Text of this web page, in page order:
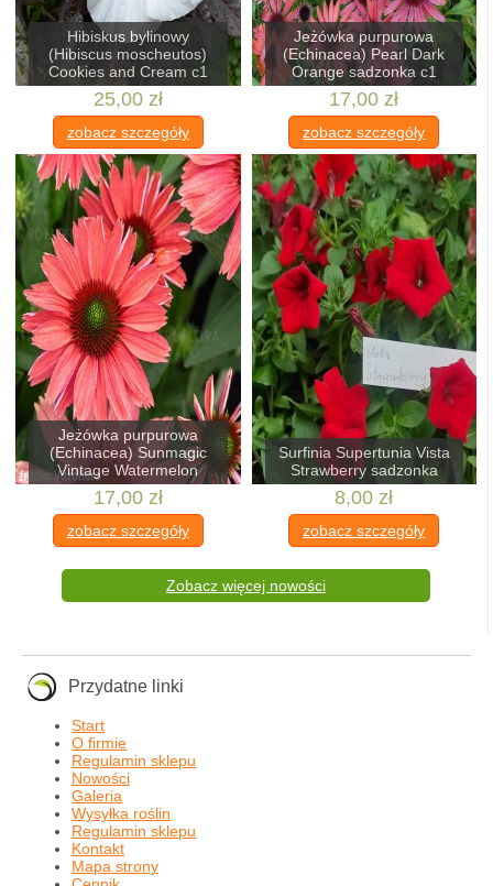
Hibiskus bylinowy
(Hibiscus moscheutos)
Cookies and Cream c1
25,00 zł
zobacz szczegóły
Jeżówka purpurowa
(Echinacea) Pearl Dark
Orange sadzonka c1
17,00 zł
zobacz szczegóły
Jeżówka purpurowa
(Echinacea) Sunmagic
Vintage Watermelon
17,00 zł
zobacz szczegóły
Surfinia Supertunia Vista
Strawberry sadzonka
8,00 zł
zobacz szczegóły
Zobacz więcej nowości
Przydatne linki
Start
O firmie
Regulamin sklepu
Nowości
Galeria
Wysyłka roślin
Regulamin sklepu
Kontakt
Mapa strony